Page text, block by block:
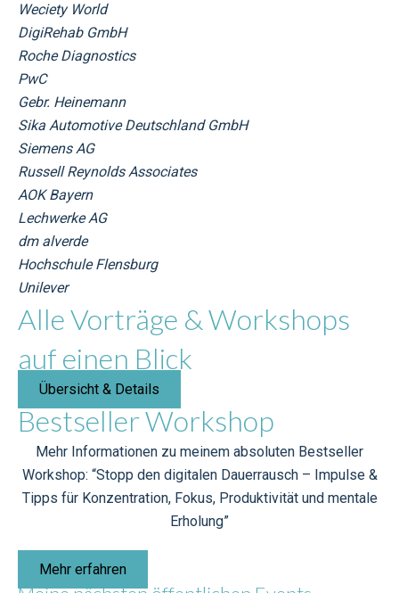
Weciety World
DigiRehab GmbH
Roche Diagnostics
PwC
Gebr. Heinemann
Sika Automotive Deutschland GmbH
Siemens AG
Russell Reynolds Associates
AOK Bayern
Lechwerke AG
dm alverde
Hochschule Flensburg
Unilever
Alle Vorträge & Workshops
auf einen Blick
Übersicht & Details
Bestseller Workshop
Mehr Informationen zu meinem absoluten Bestseller
Workshop: “Stopp den digitalen Dauerrausch – Impulse &
Tipps für Konzentration, Fokus, Produktivität und mentale
Erholung”
Mehr erfahren